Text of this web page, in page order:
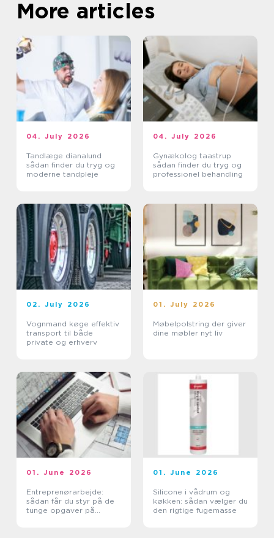
More articles
04. July 2026
Tandlæge dianalund
sådan finder du tryg og
moderne tandpleje
04. July 2026
Gynækolog taastrup
sådan finder du tryg og
professionel behandling
02. July 2026
Vognmand køge effektiv
transport til både
private og erhverv
01. July 2026
Møbelpolstring der giver
dine møbler nyt liv
01. June 2026
Entreprenørarbejde:
sådan får du styr på de
tunge opgaver på
01. June 2026
Silicone i vådrum og
køkken: sådan vælger du
den rigtige fugemasse